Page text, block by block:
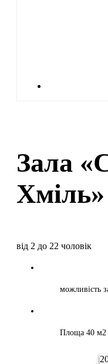
Зала
від 2 до 22 чоловік
можливість
Площа 40 м2